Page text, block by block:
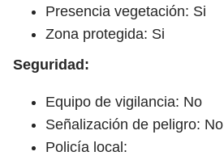
Presencia vegetación: Si
Zona protegida: Si
Seguridad:
Equipo de vigilancia: No
Señalización de peligro: No
Policía local: